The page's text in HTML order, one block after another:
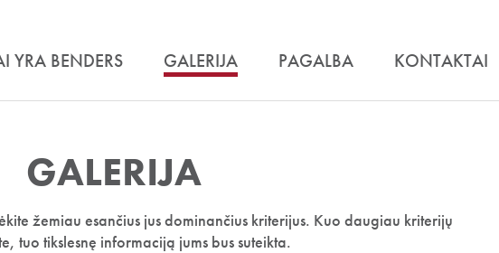
YRA BENDERS GALERIJA PAGALBA KONTAKTAI
GALERIJA
žemiau esančius jus dominančius kriterijus. Kuo daugiau kriterijų
tuo tikslesnę informaciją jums bus suteikta.